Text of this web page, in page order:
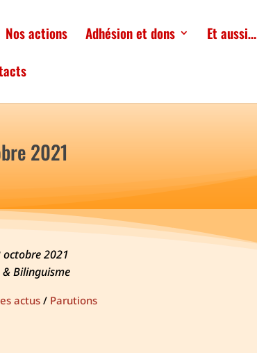
Nos actions Adhésion et dons
Et aussi…
2021
octobre 2021
Bilinguisme
actus/ Parutions